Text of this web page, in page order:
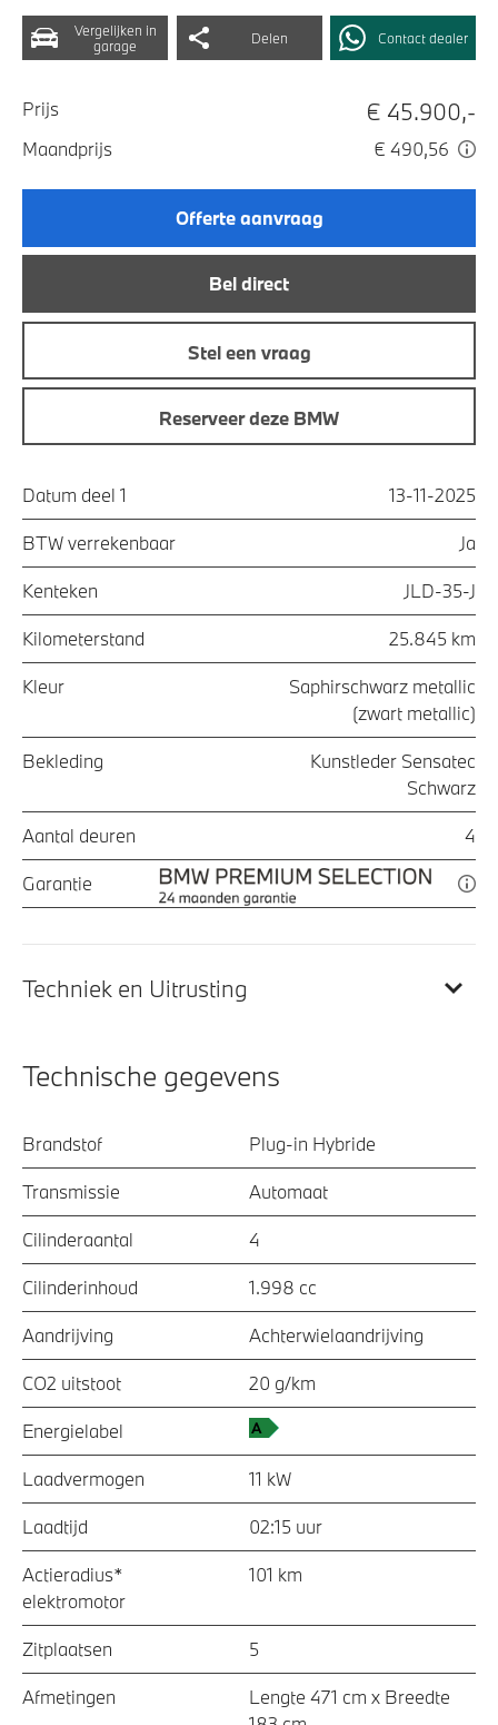
Vergelijken in
garage
Delen Contact dealer
Prijs € 45.900,-
Maandprijs € 490,56
Offerte aanvraag
Bel direct
Stel een vraag
Reserveer deze BMW
Datum deel 1 13-11-2025
BTW verrekenbaar Ja
Kenteken JLD-35-J
Kilometerstand 25.845 km
Kleur
Saphirschwarz metallic
(zwart metallic)
Bekleding
Kunstleder Sensatec
Schwarz
Aantal deuren 4
Garantie
Techniek en Uitrusting
Technische gegevens
Brandstof Plug-in Hybride
Transmissie Automaat
Cilinderaantal 4
Cilinderinhoud 1.998 cc
Aandrijving Achterwielaandrijving
CO2 uitstoot 20 g/km
Energielabel
Laadvermogen 11 kW
Laadtijd 02:15 uur
Actieradius*
elektromotor
101 km
Zitplaatsen 5
Afmetingen
Lengte 471 cm x Breedte